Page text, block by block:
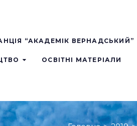
“АКАДЕМІК ВЕРНАДСЬКИЙ”
ОСВІТНІ МАТЕРІАЛИ